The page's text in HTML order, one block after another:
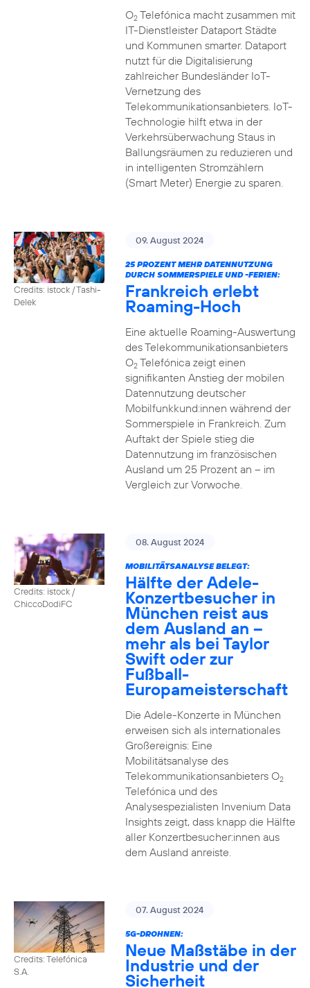
O2Telefónica macht zusammen mit
IT-Dienstleister Dataport Städte
und Kommunen smarter. Dataport
nutzt für die Digitalisierung
zahlreicher Bundesländer IoT-
Vernetzung des
Telekommunikationsanbieters. IoT-
Technologie hilft etwa in der
Verkehrsüberwachung Staus in
Ballungsräumen zu reduzieren und
in intelligenten Stromzählern
(Smart Meter) Energie zu sparen.
Credits: istock / Tashi-
Delek
09. August 2024
25 PROZENT MEHR DATENNUTZUNG
DURCH SOMMERSPIELE UND -FERIEN:
Frankreich erlebt
Roaming-Hoch
Eine aktuelle Roaming-Auswertung
des Telekommunikationsanbieters
O2Telefónica zeigt einen
signifikanten Anstieg der mobilen
Datennutzung deutscher
Mobilfunkkund:innen während der
Sommerspiele in Frankreich. Zum
Auftakt der Spiele stieg die
Datennutzung im französischen
Ausland um 25 Prozent an – im
Vergleich zur Vorwoche.
Credits: istock /
ChiccoDodiFC
08. August 2024
MOBILITÄTSANALYSE BELEGT:
Hälfte der Adele-
Konzertbesucher in
München reist aus
dem Ausland an –
mehr als bei Taylor
Swift oder zur
Fußball-
Europameisterschaft
Die Adele-Konzerte in München
erweisen sich als internationales
Großereignis: Eine
Mobilitätsanalyse des
Telekommunikationsanbieters O2
Telefónica und des
Analysespezialisten Invenium Data
Insights zeigt, dass knapp die Hälfte
aller Konzertbesucher:innen aus
dem Ausland anreiste.
Credits: Telefónica
S.A.
07. August 2024
5G-DROHNEN:
Neue Maßstäbe in der
Industrie und der
Sicherheit